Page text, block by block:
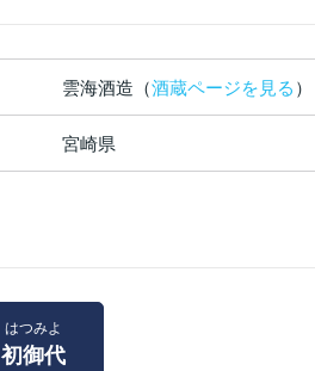
雲海酒造（酒蔵ページを見る ）
宮崎県
はつみよ
初御代